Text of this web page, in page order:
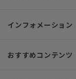
インフォメーション
おすすめコンテンツ